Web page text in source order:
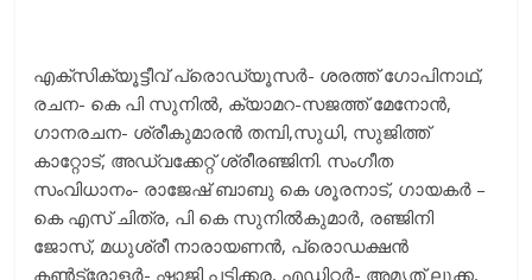
എക്സിക്യൂട്ടീവ് പ്രൊഡ്യൂസര്‍- ശരത്ത് ഗോപിനാഥ്,
രചന- കെ പി സുനില്‍, ക്യാമറ-സജത്ത് മേനോന്‍,
ഗാനരചന- ശ്രീകുമാരന്‍ തമ്പി,സുധി, സുജിത്ത്
കാറ്റോട്, അഡ്വക്കേറ്റ് ശ്രീരഞ്ജിനി. സംഗീത
സംവിധാനം- രാജേഷ് ബാബു കെ ശൂരനാട്, ഗായകര്‍ –
കെ എസ് ചിത്ര, പി കെ സുനില്‍കുമാര്‍, രഞ്ജിനി
ജോസ്, മധുശ്രീ നാരായണന്‍, പ്രൊഡക്ഷന്‍
കണ്‍ട്രോളര്‍- ഷാജി പട്ടിക്കര, എഡിറ്റര്‍- അമൃത് ലൂക്ക,